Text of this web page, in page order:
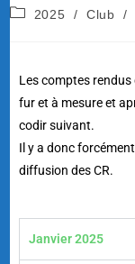
2025
/ Club /
Les comptes
fur et à mesure et
codir suivant.
Il y a donc
diffusion des CR.
Janvier 2025